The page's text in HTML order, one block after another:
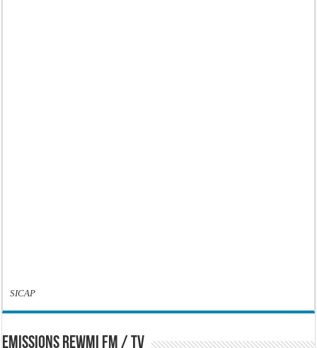
SICAP
EMISSIONS REWMI FM / TV